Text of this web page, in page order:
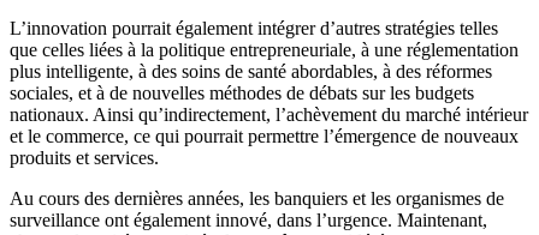
L’innovation pourrait également intégrer d’autres stratégies telles
que celles liées à la politique entrepreneuriale, à une réglementation
plus intelligente, à des soins de santé abordables, à des réformes
sociales, et à de nouvelles méthodes de débats sur les budgets
nationaux. Ainsi qu’indirectement, l’achèvement du marché intérieur
et le commerce, ce qui pourrait permettre l’émergence de nouveaux
produits et services.
Au cours des dernières années, les banquiers et les organismes de
surveillance ont également innové, dans l’urgence. Maintenant,